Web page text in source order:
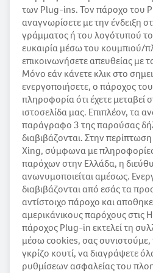
των Plug-ins. Τον πάροχο του
αναγνωρίσετε με την ένδειξη
γράμματος ή του λογότυπού
ευκαιρία μέσω του κουμπιού/
επικοινωνήσετε απευθείας με
Μόνο εάν κάνετε κλικ στο
ενεργοποιήσετε, ο πάροχος
πληροφορία ότι έχετε μεταβεί
ιστοσελίδα μας. Επιπλέον, τα
παράγραφο 3 της παρούσας
διαβιβάζονται. Στην
Xing, σύμφωνα με
παρόχων στην Ελλάδα, η
ανωνυμοποιείται αμέσως.
διαβιβάζονται από εσάς τα
αντίστοιχο πάροχο και
αμερικάνικους παρόχους στις
πάροχος Plug-in εκτελεί τη
μέσω cookies, σας συνιστούμε,
γκρίζο κουτί, να διαγράψετε
ρυθμίσεων ασφαλείας του